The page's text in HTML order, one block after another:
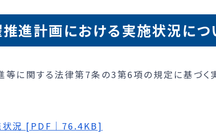
進計画における実施状況につ
等に関する法律第7条の3第6項の規定に基づく
状況 [PDF｜76.4KB]